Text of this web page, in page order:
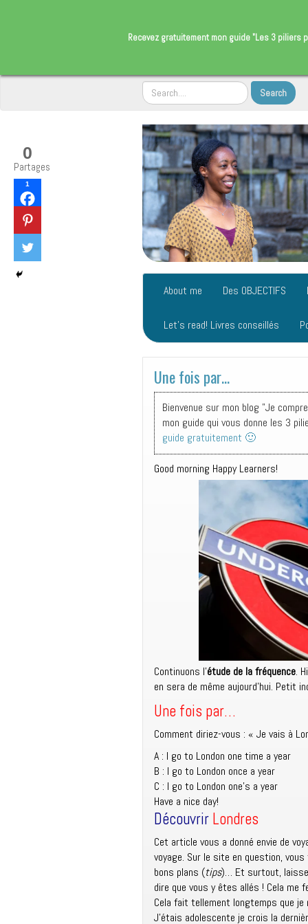
About me Des OBJECTIFS
Let’s read! Livres conseillés
Une fois par…
Bienvenue sur mon blog "Je
mon guide qui vous donne les 3
guide gratuitement 🙂
Good morning Happy Learners!
Continuons l’étude de la fréquence.
en sera de même aujourd’hui. Petit
Une fois par…
Comment diriez-vous : « Je vais à
A : I go to London one time a year
B : I go to London once a year
C : I go to London one’s a year
Have a nice day!
Découvrir Londres
Cet article vous a donné envie de
voyage. Sur le site en question,
bons plans (tips)… Et surtout,
dire que vous y êtes allés ! Cela
Cela fait tellement longtemps que
J’étais adolescente je crois la
0
Partages
1
​Recevez gratuitement mon guide "Les 3 piliers